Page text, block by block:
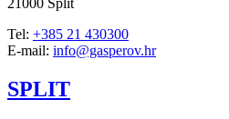
21000 Split
Tel: +385 21 430300
E-mail: info@gasperov.hr
SPLIT